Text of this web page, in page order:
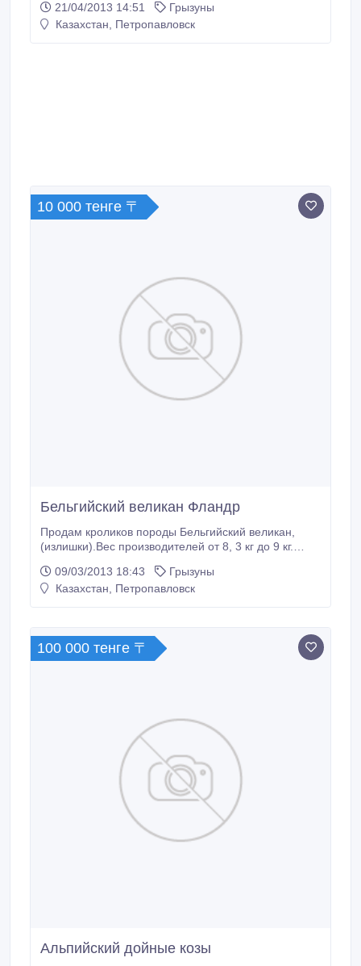
вечера!51-32-85 спросить лену, зарание большое
спасибо!!.
21/04/2013 14:51
Грызуны
Казахстан, Петропавловск
10 000 тенге 〒
Бельгийский великан Фландр
Продам кроликов породы Бельгийский великан,
(излишки).Вес производителей от 8, 3 кг до 9 кг.
питании используются чистые корма,
предназначенные только для кроликов! Чистота
на любые вопросы по адресу Lapiskiy-Dima@mail.
09/03/2013 18:43
Грызуны
Казахстан, Петропавловск
100 000 тенге 〒
Альпийский дойные козы